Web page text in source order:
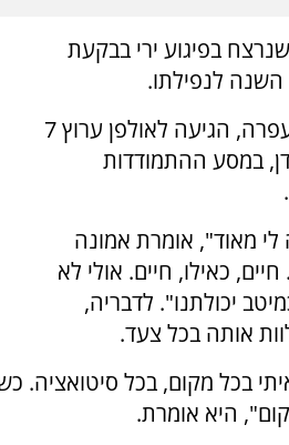
בפיגוע ירי בבקעת
השנה לנפילתו.
ארוסתו אמונה, תושבת הישוב עפרה, הגיעה לאולפן ערוץ 7
במסע ההתמודדות
מאוד", אומרת אמונה
כאילו, חיים. אולי לא
יכולתנו". לדבריה,
אותה בכל צעד.
בכל מקום, בכל סיטואציה.
היא אומרת.